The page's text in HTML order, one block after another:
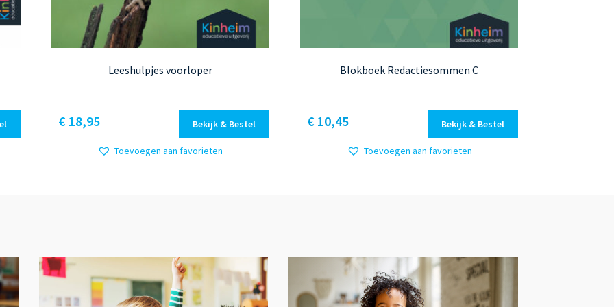
Leeshulpjes voorloper
€ 18,95 Bekijk & Bestel
Toevoegen aan favorieten
Blokboek Redactiesommen C
€ 10,45 Bekijk & Bestel
heeft
op
de
productpagina
Toevoegen aan favorieten